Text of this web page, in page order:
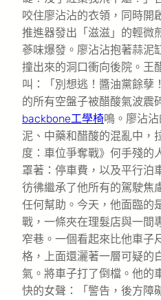
咬住廖沾沾的衣領，同時開
推進器發出「滋滋」的輕微
蔘味爆發。廖沾沾抱著蒜泥
撞出來的洞口衝向後院。王
叫：「別想逃！醬油黨餘孽
的所有空盤子被醋酸氣波震
backbone工學椅鳴。廖沾
泥、中藥和醋酸的混亂中，
度：車位爭奪戰》何手殘的
罩著：停車費，以及平行泊
彷彿繼承了他所有的駕駛焦
任何幫助。今天，他面臨的
戰，一條夾在理髮店與一間
窄巷。一個看起來比他車子
格，上面還灑著一層可疑的
氣。將車子打了倒檔。他的
快的女聲：「警告，後方障